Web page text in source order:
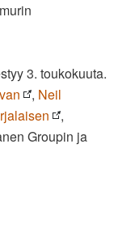
3. toukokuuta.
, Neil
,
Groupin ja